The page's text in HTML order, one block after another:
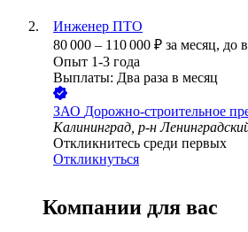
Инженер ПТО
80 000 – 110 000 ₽ за месяц, до
Опыт 1-3 года
Выплаты: Два раза в месяц
ЗАО Дорожно-строительное
Калининград, р-н
Откликнитесь среди первых
Откликнуться
Компании для вас